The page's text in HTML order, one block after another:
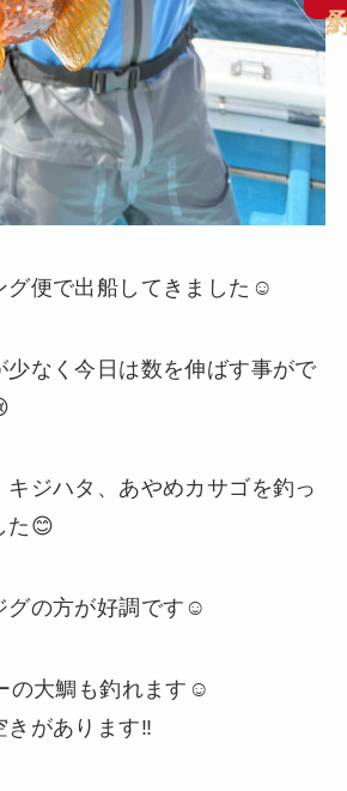
グ便で出船してきました☺️
少なく今日は数を伸ばす事がで
キジハタ、あやめカサゴを釣っ
た😊
グの方が好調です☺️
の大鯛も釣れます☺️
きがあります‼️